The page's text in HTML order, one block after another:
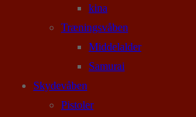
kina
Træningsvåben
Middelalder
Samurai
Skydevåben
Pistoler